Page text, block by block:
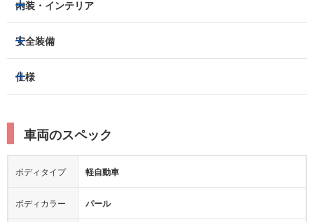
アルミホイール：あり
サンルーフ/ガラスルーフ
ルーフレール
エアロパーツ
ローダウン
内装・インテリア
3列シート
ベンチシート
パワーシート
シートヒーター
カーナビ：メモリーナビ他
安全装備
トラクションコントロール
レーンキープアシスト
横滑り防止装置
衝突被害軽減プレーキ
カメラ：バック
エアバッグ：
4エアバッグ
仕様
車両のスペック
ボディタイプ 軽自動車
ボディカラー パール